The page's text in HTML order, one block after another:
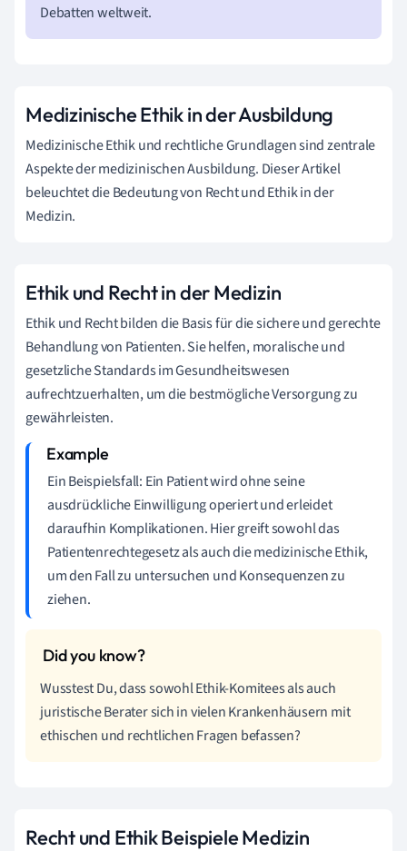
Debatten weltweit.
Medizinische Ethik in der Ausbildung
Medizinische Ethik und rechtliche Grundlagen sind zentrale
Aspekte der medizinischen Ausbildung. Dieser Artikel
beleuchtet die Bedeutung von Recht und Ethik in der
Medizin.
Ethik und Recht in der Medizin
Ethik und Recht bilden die Basis für die sichere und gerechte
Behandlung von Patienten. Sie helfen, moralische und
gesetzliche Standards im Gesundheitswesen
aufrechtzuerhalten, um die bestmögliche Versorgung zu
gewährleisten.
Ein Beispielsfall: Ein Patient wird ohne seine
ausdrückliche Einwilligung operiert und erleidet
daraufhin Komplikationen. Hier greift sowohl das
Patientenrechtegesetz als auch die medizinische Ethik,
um den Fall zu untersuchen und Konsequenzen zu
ziehen.
Wusstest Du, dass sowohl Ethik-Komitees als auch
juristische Berater sich in vielen Krankenhäusern mit
ethischen und rechtlichen Fragen befassen?
Recht und Ethik Beispiele Medizin